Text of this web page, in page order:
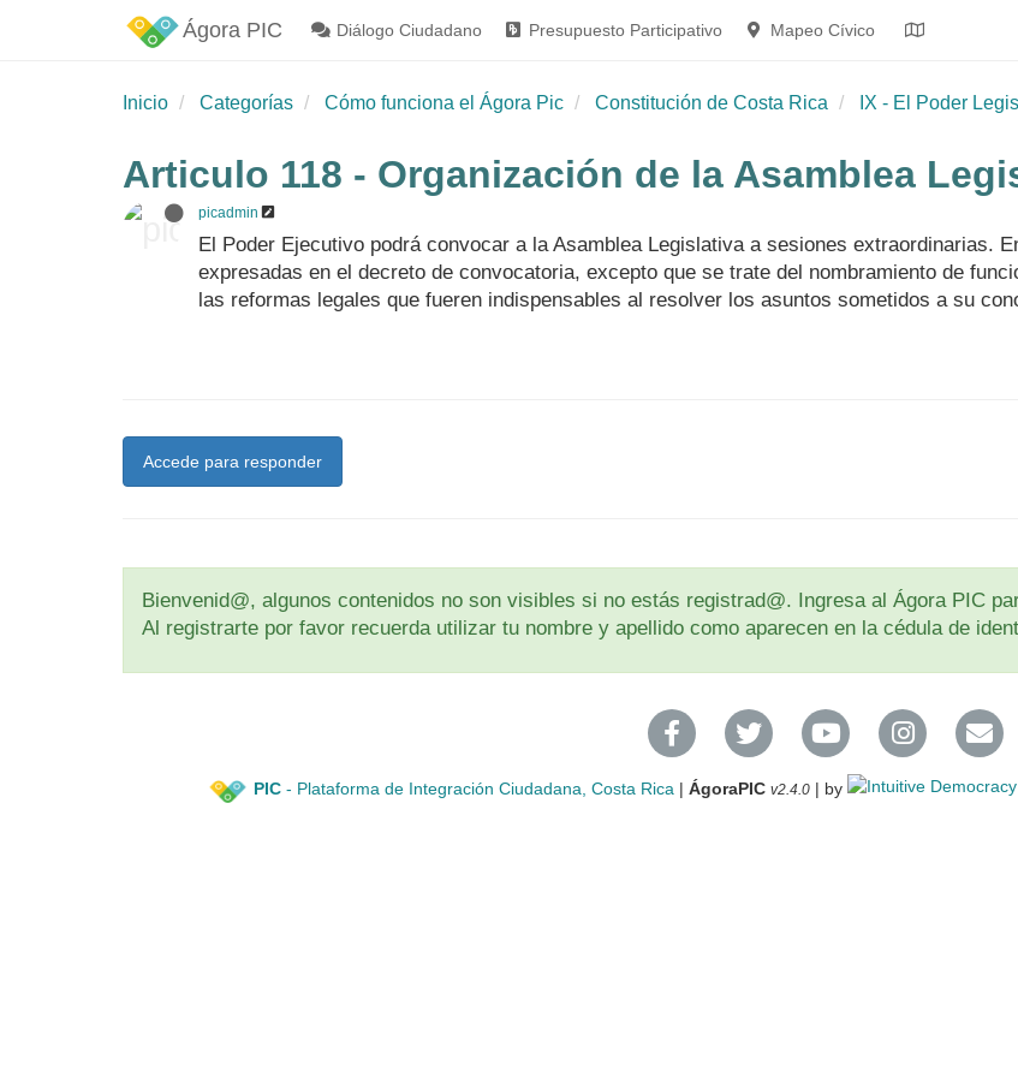
Ágora PIC Diálogo Ciudadano Presupuesto Participativo Mapeo Cívico
Inicio Categorías Cómo funciona el Ágora Pic Constitución de Costa Rica IX - El Poder
Articulo 118 - Organización de la Asamblea
picadmin
El Poder Ejecutivo podrá convocar a la Asamblea Legislativa a sesiones extraordinarias.
expresadas en el decreto de convocatoria, excepto que se trate del nombramiento de
las reformas legales que fueren indispensables al resolver los asuntos sometidos a su
Accede para responder
Bienvenid@, algunos contenidos no son visibles si no estás registrad@. Ingresa al Ágora PIC
Al registrarte por favor recuerda utilizar tu nombre y apellido como aparecen en la cédula de
PIC- Plataforma de Integración Ciudadana, Costa Rica| ÁgoraPIC v2.4.0| by